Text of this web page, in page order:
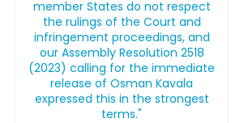
member States do not respect
the rulings of the Court and
infringement proceedings, and
our Assembly Resolution 2518
(2023) calling for the immediate
release of Osman Kavala
expressed this in the strongest
terms."